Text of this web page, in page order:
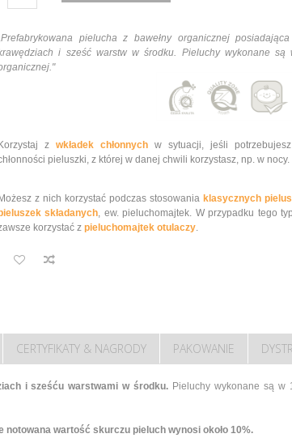
pielucha z bawełny organicznej
i sześćwarstw w środku. Pieluchy wykonane są
Korzystaj z wkładek chłonnych w sytuacji, jeśli
pieluszki, z której w danej chwili korzystasz, np. w nocy.
Możesz z nich korzystać podczas stosowania klasycznych
składanych, ew. pieluchomajtek. W przypadku tego
korzystać z pieluchomajtek otulaczy.
CERTYFIKATY & NAGRODY PAKOWANIE
isześću warstwami w środku. Pieluchy wykonane są w
notowana wartość skurczu pieluch wynosi około 10%.